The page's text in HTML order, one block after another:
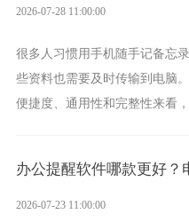
2026-07-28 11:00:00
很多人习惯用手机随手记备忘
些资料也需要及时传输到电脑
便捷度、通用性和完整性来看
办公提醒软件哪款更好？
2026-07-23 11:00:00